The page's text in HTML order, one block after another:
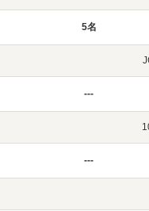
5名
---
---